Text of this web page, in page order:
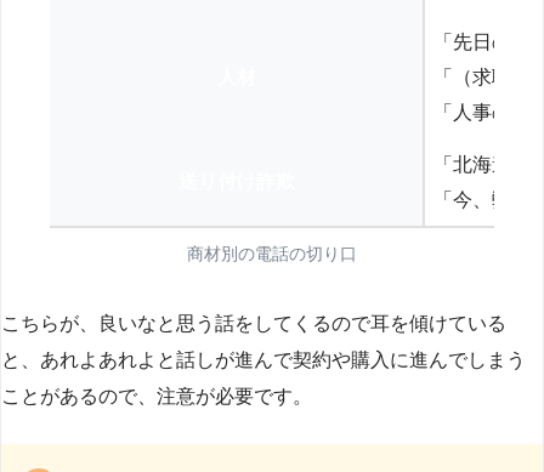
「先日の
「（求職
「人事の方
「北海道
「今、弊
商材別の電話の切り口
こちらが、良いなと思う話をしてくるので耳を傾けている
と、あれよあれよと話しが進んで契約や購入に進んでしまう
ことがあるので、注意が必要です。